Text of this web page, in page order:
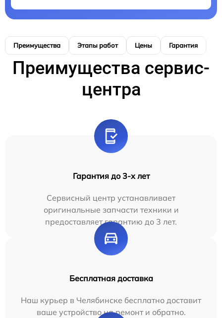
Преимущества Этапы работ Цены Гарантия
Преимущества сервис-
центра
Гарантия до 3-х лет
Сервисный центр устанавливает
оригинальные запчасти техники и
предоставляет гарантию до 3 лет.
Бесплатная доставка
Наш курьер в Челябинске бесплатно доставит
ваше устройство на ремонт и обратно.